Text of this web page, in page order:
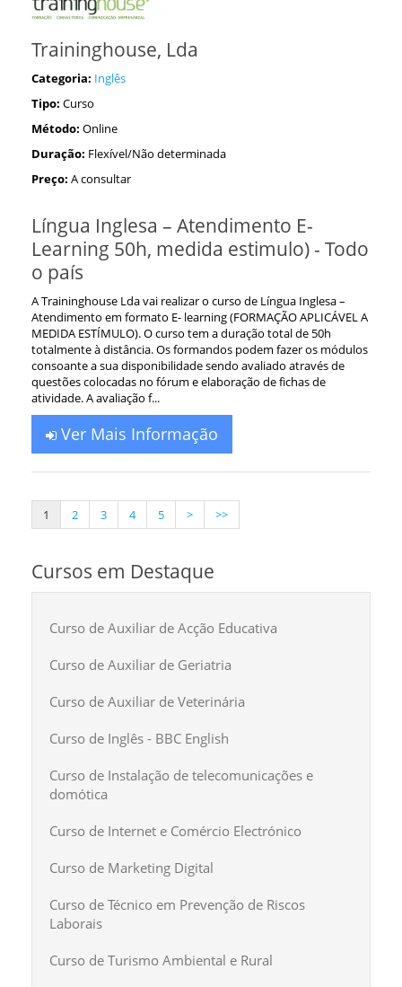
Traininghouse, Lda
Categoria: Inglês
Tipo: Curso
Método: Online
Duração: Flexível/Não determinada
Preço: A consultar
Língua Inglesa – Atendimento E-
Learning 50h, medida estimulo) - Todo
o país
A Traininghouse Lda vai realizar o curso de Língua Inglesa –
Atendimento em formato E- learning (FORMAÇÃO APLICÁVEL A
MEDIDA ESTÍMULO). O curso tem a duração total de 50h
totalmente à distância. Os formandos podem fazer os módulos
consoante a sua disponibilidade sendo avaliado através de
questões colocadas no fórum e elaboração de fichas de
atividade. A avaliação f...
Ver Mais Informação
1 2 3 4 5 > >>
Cursos em Destaque
Curso de Auxiliar de Acção Educativa
Curso de Auxiliar de Geriatria
Curso de Auxiliar de Veterinária
Curso de Inglês - BBC English
Curso de Instalação de telecomunicações e
domótica
Curso de Internet e Comércio Electrónico
Curso de Marketing Digital
Curso de Técnico em Prevenção de Riscos
Laborais
Curso de Turismo Ambiental e Rural